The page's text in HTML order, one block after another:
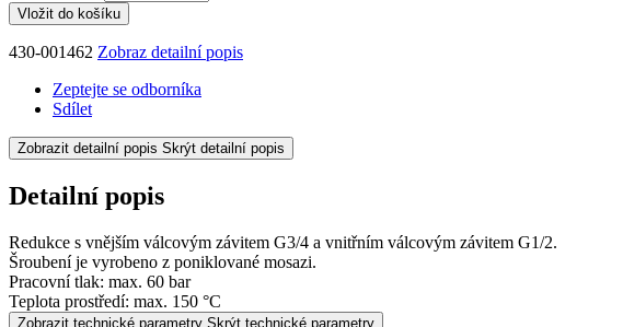
Vložit do košíku
430-001462 Zobraz detailní popis
Zeptejte se odborníka
Sdílet
Zobrazit detailní popis Skrýt detailní popis
Detailní popis
Redukce s vnějším válcovým závitem G3/4 a vnitřním válcovým závitem G1/2.
Šroubení je vyrobeno z poniklované mosazi.
Pracovní tlak: max. 60 bar
Teplota prostředí: max. 150 °C
Zobrazit technické parametry Skrýt technické parametry